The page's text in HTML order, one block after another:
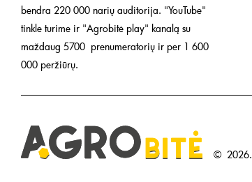
bendra 220 000 narių auditorija. "YouTube"
tinkle turime ir "Agrobitė play" kanalą su
maždaug 5700 prenumeratorių ir per 1 600
000 peržiūrų.
© 2026.